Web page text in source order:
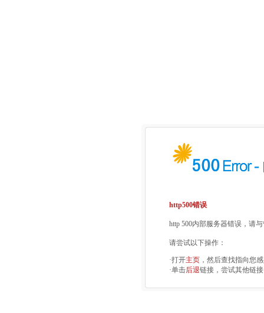
http500错误
http 500内部服务器错误，请
请尝试以下操作：
·打开主页 ，然后查找指向您
·单击后退链接，尝试其他链